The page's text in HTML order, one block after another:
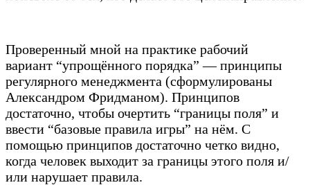
Проверенный мной на практике рабочий
вариант “упрощённого порядка” — принципы
регулярного менеджмента (сформулированы
Александром Фридманом). Принципов
достаточно, чтобы очертить “границы поля” и
ввести “базовые правила игры” на нём. С
помощью принципов достаточно четко видно,
когда человек выходит за границы этого поля и/
или нарушает правила.